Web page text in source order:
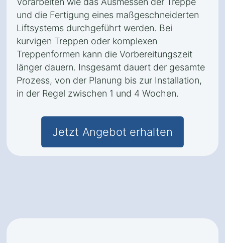
und die Fertigung eines maßgeschneiderten
Liftsystems durchgeführt werden. Bei
kurvigen Treppen oder komplexen
Treppenformen kann die Vorbereitungszeit
länger dauern. Insgesamt dauert der gesamte
Prozess, von der Planung bis zur Installation,
in der Regel zwischen 1 und 4 Wochen.
Jetzt Angebot erhalten